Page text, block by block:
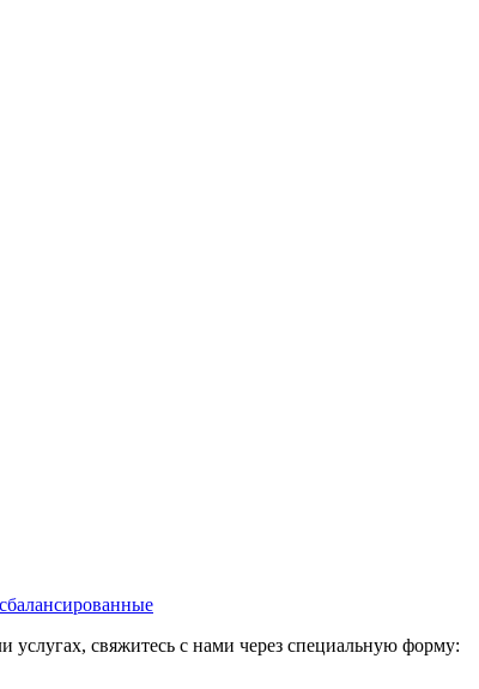
свяжитесь с нами через специальную форму: